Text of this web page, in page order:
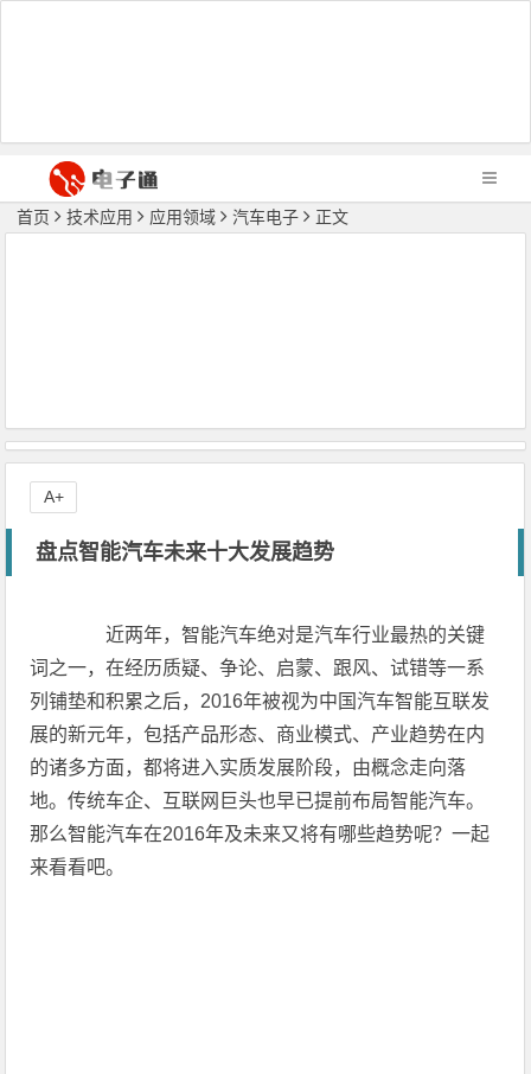
首页 技术应用 应用领域 汽车电子 正文
盘点智能汽车未来十大发展趋势
近两年，智能汽车绝对是汽车行业最热的关键
词之一，在经历质疑、争论、启蒙、跟风、试错等一系
列铺垫和积累之后，2016年被视为中国汽车智能互联发
展的新元年，包括产品形态、商业模式、产业趋势在内
的诸多方面，都将进入实质发展阶段，由概念走向落
地。传统车企、互联网巨头也早已提前布局智能汽车。
那么智能汽车在2016年及未来又将有哪些趋势呢？一起
来看看吧。
A+